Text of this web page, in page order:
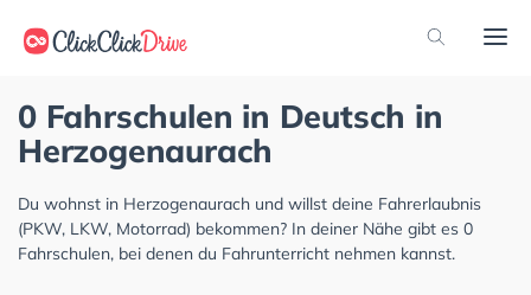
0 Fahrschulen in Deutsch in
Herzogenaurach
Du wohnst in Herzogenaurach und willst deine Fahrerlaubnis
(PKW, LKW, Motorrad) bekommen? In deiner Nähe gibt es 0
Fahrschulen, bei denen du Fahrunterricht nehmen kannst.